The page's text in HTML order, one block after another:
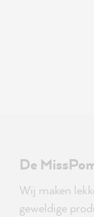
De
Wij maken
geweldige